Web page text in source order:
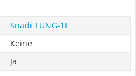
Snadi TUNG-1L
Keine
Ja